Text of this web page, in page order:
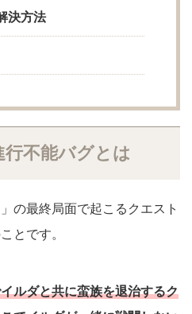
決方法
行不能バグとは
の最終局面で起こるクエスト
とです。
ルダと共に蛮族を退治するク